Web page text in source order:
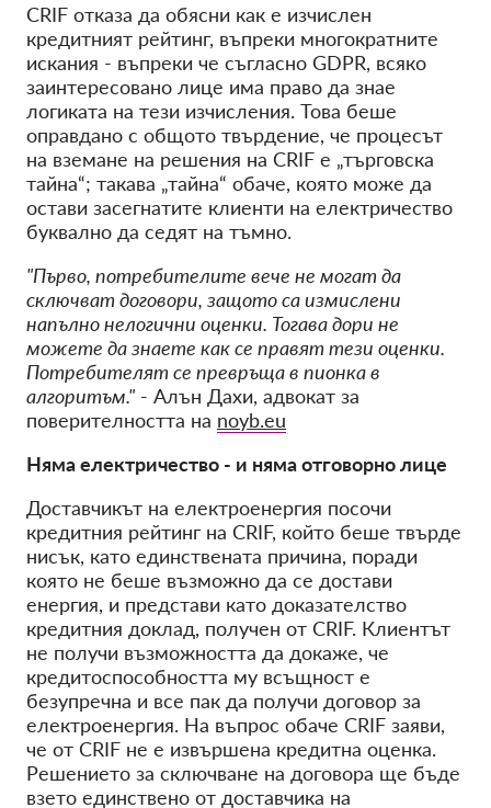
CRIF отказа да обясни как е изчислен
кредитният рейтинг, въпреки многократните
искания - въпреки че съгласно GDPR, всяко
заинтересовано лице има право да знае
логиката на тези изчисления. Това беше
оправдано с общото твърдение, че процесът
на вземане на решения на CRIF е „търговска
тайна“; такава „тайна“ обаче, която може да
остави засегнатите клиенти на електричество
буквално да седят на тъмно.
"Първо, потребителите вече не могат да
сключват договори, защото са измислени
напълно нелогични оценки. Тогава дори не
можете да знаете как се правят тези оценки.
Потребителят се превръща в пионка в
алгоритъм." - Алън Дахи, адвокат за
поверителността на noyb.eu
Няма електричество - и няма отговорно лице
Доставчикът на електроенергия посочи
кредитния рейтинг на CRIF, който беше твърде
нисък, като единствената причина, поради
която не беше възможно да се достави
енергия, и представи като доказателство
кредитния доклад, получен от CRIF. Клиентът
не получи възможността да докаже, че
кредитоспособността му всъщност е
безупречна и все пак да получи договор за
електроенергия. На въпрос обаче CRIF заяви,
че от CRIF не е извършена кредитна оценка.
Решението за сключване на договора ще бъде
взето единствено от доставчика на